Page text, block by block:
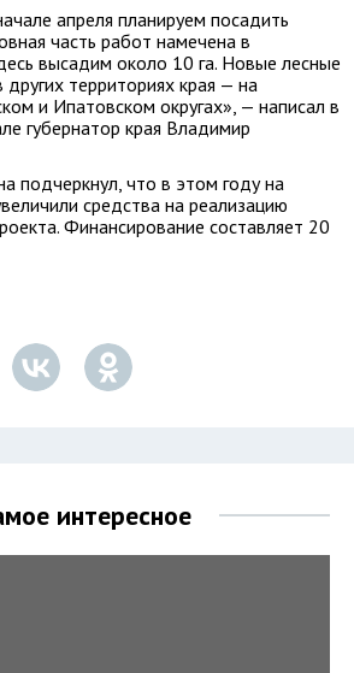
апреля планируем посадить
часть работ намечена в
высадим около 10 га. Новые лесные
других территориях края — на
и Ипатовском округах», — написал в
губернатор края Владимир
подчеркнул, что в этом году на
средства на реализацию
Финансирование составляет 20
интересное